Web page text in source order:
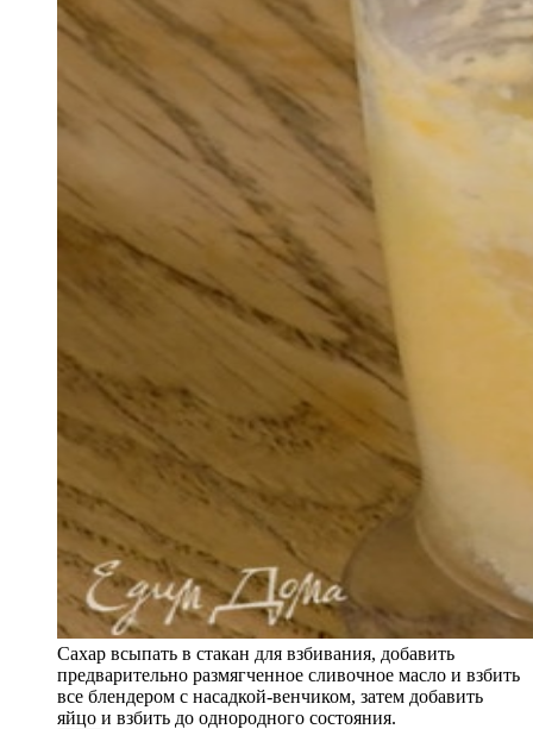
Сахар всыпать в стакан для взбивания, добавить
предварительно размягченное сливочное масло и взбить
все блендером с насадкой-венчиком, затем добавить
яйцо и взбить до однородного состояния.